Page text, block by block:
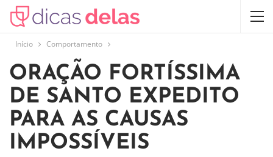
Início Comportamento
ORAÇÃO FORTÍSSIMA
DE SANTO EXPEDITO
PARA AS CAUSAS
IMPOSSÍVEIS